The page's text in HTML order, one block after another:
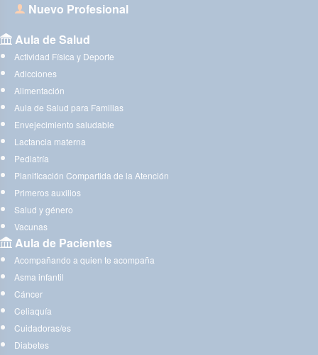
Nuevo Profesional
Aula de Salud
Actividad Física y Deporte
Adicciones
Alimentación
Aula de Salud para Familias
Envejecimiento saludable
Lactancia materna
Pediatría
Planificación Compartida de la Atención
Primeros auxilios
Salud y género
Vacunas
Aula de Pacientes
Acompañando a quien te acompaña
Asma infantil
Cáncer
Celiaquía
Cuidadoras/es
Diabetes